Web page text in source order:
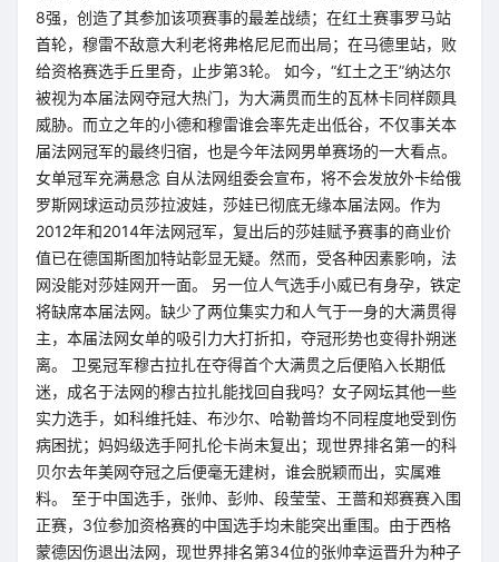
8强，创造了其参加该项赛事的最差战绩；在红土赛事罗马站
首轮，穆雷不敌意大利老将弗格尼尼而出局；在马德里站，败
给资格赛选手丘里奇，止步第3轮。 如今，“红土之王”纳达尔
被视为本届法网夺冠大热门，为大满贯而生的瓦林卡同样颇具
威胁。而立之年的小德和穆雷谁会率先走出低谷，不仅事关本
届法网冠军的最终归宿，也是今年法网男单赛场的一大看点。
女单冠军充满悬念 自从法网组委会宣布，将不会发放外卡给俄
罗斯网球运动员莎拉波娃，莎娃已彻底无缘本届法网。作为
2012年和2014年法网冠军，复出后的莎娃赋予赛事的商业价
值已在德国斯图加特站彰显无疑。然而，受各种因素影响，法
网没能对莎娃网开一面。 另一位人气选手小威已有身孕，铁定
将缺席本届法网。缺少了两位集实力和人气于一身的大满贯得
主，本届法网女单的吸引力大打折扣，夺冠形势也变得扑朔迷
离。 卫冕冠军穆古拉扎在夺得首个大满贯之后便陷入长期低
迷，成名于法网的穆古拉扎能找回自我吗？女子网坛其他一些
实力选手，如科维托娃、布沙尔、哈勒普均不同程度地受到伤
病困扰；妈妈级选手阿扎伦卡尚未复出；现世界排名第一的科
贝尔去年美网夺冠之后便毫无建树，谁会脱颖而出，实属难
料。 至于中国选手，张帅、彭帅、段莹莹、王蔷和郑赛赛入围
正赛，3位参加资格赛的中国选手均未能突出重围。由于西格
蒙德因伤退出法网，现世界排名第34位的张帅幸运晋升为种子